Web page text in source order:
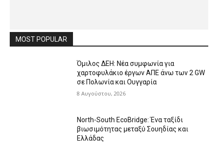
MOST POPULAR
Όμιλος ΔΕΗ: Νέα συμφωνία για
χαρτοφυλάκιο έργων ΑΠΕ άνω των 2 GW
σε Πολωνία και Ουγγαρία
8 Αυγούστου, 2026
North-South EcoBridge: Ένα ταξίδι
βιωσιμότητας μεταξύ Σουηδίας και
Ελλάδας